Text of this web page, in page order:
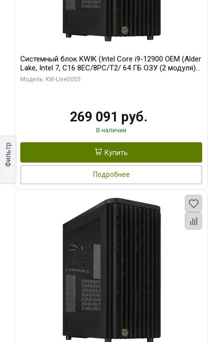
Фильтр
Системный блок KWIK (Intel Core i9-12900 OEM (Alder
Lake, Intel 7, C16 8EC/8PC/T2/ 64 ГБ ОЗУ (2 модуля)/
MSI RTX5080 SHADOW 3X OC 16GB GDDR7 256bit 3xDP
Модель: KW-Live0055
269 091 руб.
В наличии
Купить
Подробнее